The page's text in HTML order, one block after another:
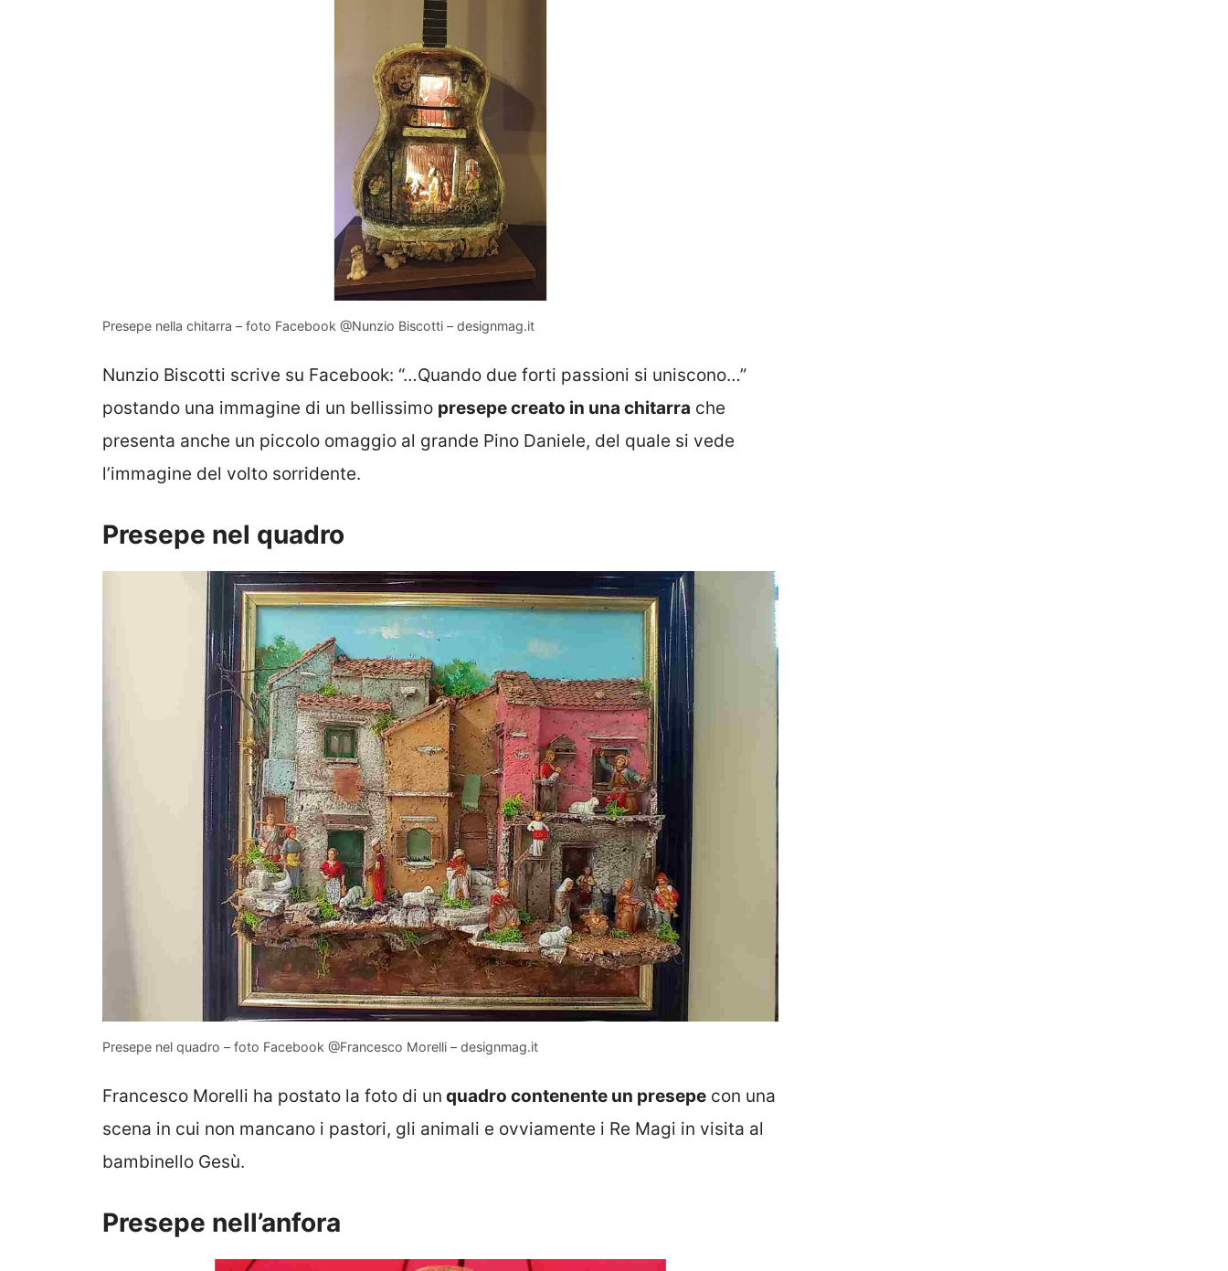
Presepe nella chitarra – foto Facebook @Nunzio Biscotti – designmag.it
Nunzio Biscotti scrive su Facebook: “…Quando due forti passioni si uniscono…”
postando una immagine di un bellissimo presepe creato in una chitarra che
presenta anche un piccolo omaggio al grande Pino Daniele, del quale si vede
l’immagine del volto sorridente.
Presepe nel quadro
Presepe nel quadro – foto Facebook @Francesco Morelli – designmag.it
Francesco Morelli ha postato la foto di un quadro contenente un presepe con una
scena in cui non mancano i pastori, gli animali e ovviamente i Re Magi in visita al
bambinello Gesù.
Presepe nell’anfora